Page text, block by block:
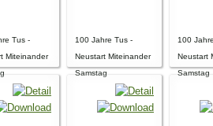
Tus -
Miteinander
100 Jahre Tus -
Neustart Miteinander
Samstag
100
Neustart
Samstag